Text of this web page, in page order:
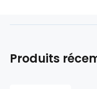
Produits